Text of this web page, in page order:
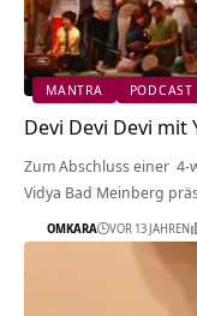
MANTRA PODCAST
Devi Devi Devi
Zum Abschluss einer 4-
Vidya Bad Meinberg
OMKARA VOR 13 JAHREN